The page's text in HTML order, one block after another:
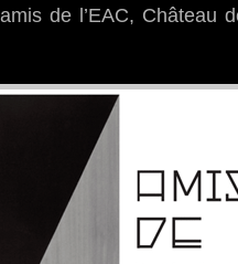
de l’EAC, Château